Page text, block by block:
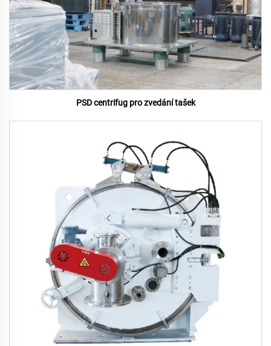
PSD centrifug pro zvedání tašek